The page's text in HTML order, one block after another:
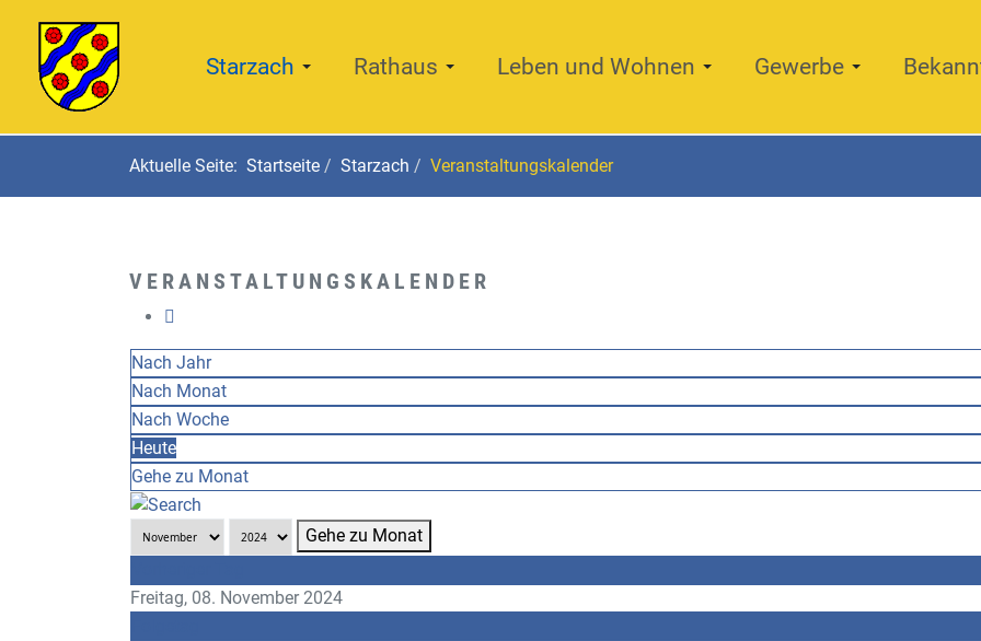
Starzach Rathaus Leben und Wohnen Gewerbe
Aktuelle Seite: Startseite Starzach Veranstaltungskalender
VERANSTALTUNGSKALENDER
Nach Jahr
Nach Monat
Nach Woche
Heute
Gehe zu Monat
Gehe zu Monat
Freitag, 08. November 2024